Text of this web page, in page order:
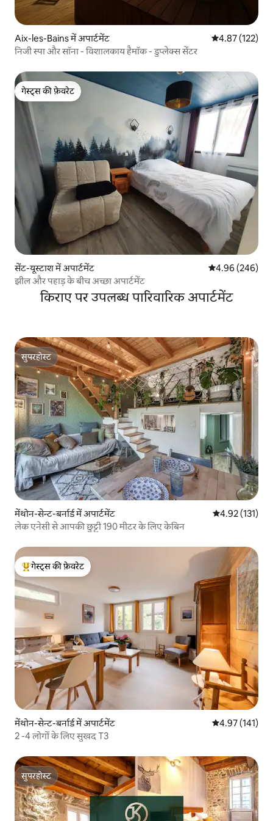
Aix-les-Bains में अपार्टमेंट औसत रेटिंग 5 में से
4.87 (122)
निजी स्पा और सॉना - विशालकाय हैमॉक - डुप्लेक्स सेंटर
गेस्ट्स की फ़ेवरेट
गेस्ट्स की फ़ेवरेट
सेंट-यूस्टाश में अपार्टमेंट औसत रेटिंग 5 में से
4.96 (246)
झील और पहाड़ के बीच अच्छा अपार्टमेंट
किराए पर उपलब्ध पारिवारिक अपार्टमेंट
सुपरहोस्ट
सुपरहोस्ट
मेंथोन-सेन्ट-बर्नार्ड में अपार्टमेंट औसत रेटिंग 5 में से
4.92 (131)
लेक एनेसी से आपकी छुट्टी 190 मीटर के लिए केबिन
गेस्ट्स का टॉप फ़ेवरेट
गेस्ट्स की फ़ेवरेट
मेंथोन-सेन्ट-बर्नार्ड में अपार्टमेंट औसत रेटिंग 5 में से
4.97 (141)
2 -4 लोगों के लिए सुखद T3
सुपरहोस्ट
सुपरहोस्ट